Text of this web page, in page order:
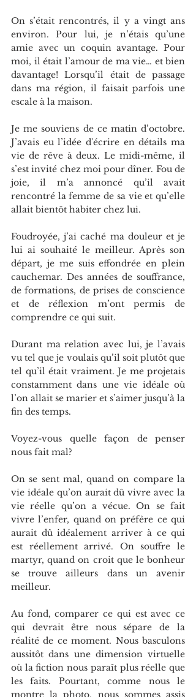
On s’était rencontrés, il y a vingt ans
environ. Pour lui, je n’étais qu’une
amie avec un coquin avantage. Pour
moi, il était l’amour de ma vie… et bien
davantage! Lorsqu’il était de passage
dans ma région, il faisait parfois une
escale à la maison.
Je me souviens de ce matin d’octobre.
J’avais eu l’idée d'écrire en détails ma
vie de rêve à deux. Le midi-même, il
s’est invité chez moi pour dîner. Fou de
joie, il m’a annoncé qu’il avait
rencontré la femme de sa vie et qu’elle
allait bientôt habiter chez lui.
Foudroyée, j’ai caché ma douleur et je
lui ai souhaité le meilleur. Après son
départ, je me suis effondrée en plein
cauchemar. Des années de souffrance,
de formations, de prises de conscience
et de réflexion m’ont permis de
comprendre ce qui suit.
Durant ma relation avec lui, je l’avais
vu tel que je voulais qu’il soit plutôt que
tel qu’il était vraiment. Je me projetais
constamment dans une vie idéale où
l’on allait se marier et s’aimer jusqu’à la
fin des temps.
Voyez-vous quelle façon de penser
nous fait mal?
On se sent mal, quand on compare la
vie idéale qu’on aurait dû vivre avec la
vie réelle qu’on a vécue. On se fait
vivre l’enfer, quand on préfère ce qui
aurait dû idéalement arriver à ce qui
est réellement arrivé. On souffre le
martyr, quand on croit que le bonheur
se trouve ailleurs dans un avenir
meilleur.
Au fond, comparer ce qui est avec ce
qui devrait être nous sépare de la
réalité de ce moment. Nous basculons
aussitôt dans une dimension virtuelle
où la fiction nous paraît plus réelle que
les faits. Pourtant, comme nous le
montre la photo, nous sommes assis